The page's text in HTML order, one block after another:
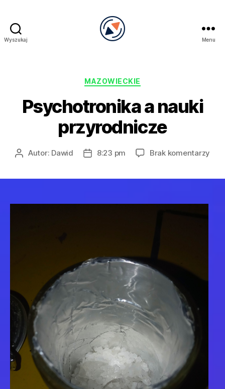
Wyszukaj Menu
Kategorie
MAZOWIECKIE
Psychotronika a nauki
przyrodnicze
AutorAutor: Dawid
Data8:23 pm Brak komentarzy